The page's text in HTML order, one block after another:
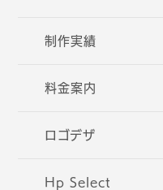
制作実績
料金案内
ロゴデザ
Hp Select